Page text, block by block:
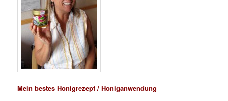
Mein bestes Honigrezept / Honiganwendung